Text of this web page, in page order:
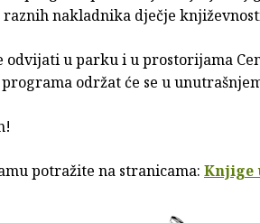
nakladnika dječje
odvijati u parku i u prostorijama
održat će se u
potražite na stranicama: Knjige